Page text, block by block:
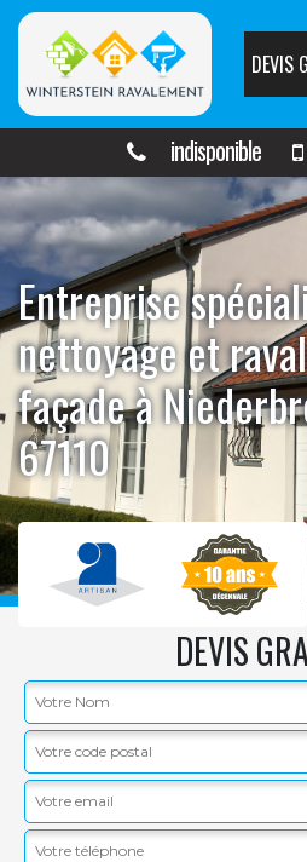
DEVIS
indisponible
Entreprise
nettoyage et
façade à
67110
DEVIS